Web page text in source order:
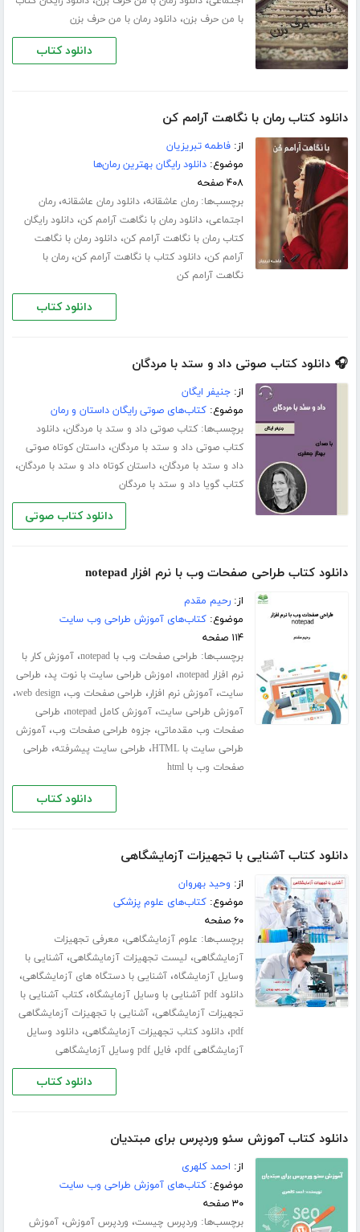
با من حرف بزن،دانلود رمان با من حرف بزن
دانلود کتاب
دانلود کتاب رمان با نگاهت آرامم کن
از:فاطمه تبریزیان
موضوع:دانلود رایگان بهترین رمان‌ها
۴۰۸ صفحه
برچسب‌ها:رمان عاشقانه،دانلود رمان عاشقانه،رمان
اجتماعی،دانلود رمان با نگاهت آرامم کن،دانلود رایگان
کتاب رمان با نگاهت آرامم کن،دانلود رمان با نگاهت
آرامم کن،دانلود کتاب با نگاهت آرامم کن،رمان با
نگاهت آرامم کن
دانلود کتاب
🎧 دانلود کتاب صوتی داد و ستد با مردگان
از:جنیفر ایگان
موضوع:کتاب‌های صوتی رایگان داستان و رمان
برچسب‌ها:کتاب صوتی داد و ستد با مردگان،دانلود
کتاب صوتی داد و ستد با مردگان،داستان کوتاه صوتی
داد و ستد با مردگان،داستان کوتاه داد و ستد با مردگان،
کتاب گویا داد و ستد با مردگان
دانلود کتاب صوتی
دانلود کتاب طراحی صفحات وب با نرم افزار notepad
از:رحیم مقدم
موضوع:کتاب‌های آموزش طراحی وب سایت
۱۱۴ صفحه
برچسب‌ها: طراحی صفحات وب با notepad ،آموزش کار با
نرم افزار notepad
، اموزش طراحی سایت با نوت پد، طراحی
سایت،آموزش نرم افزار، طراحی صفحات وب،web design،
آموزش طراحی سایت،آموزش کامل notepad ، طراحی
صفحات وب مقدماتی، جزوه طراحی صفحات وب،آموزش
طراحی سایت با HTML
، طراحی سایت پیشرفته، طراحی
صفحات وب با html
دانلود کتاب
دانلود کتاب آشنایی با تجهیزات آزمایشگاهی
از: وحید بهروان
موضوع:کتاب‌های علوم پزشکی
۶۰ صفحه
برچسب‌ها: علوم آزمایشگاهی، معرفی تجهیزات
آزمایشگاهی، لیست تجهیزات آزمایشگاهی،آشنایی با
وسایل آزمایشگاه،آشنایی با دستگاه های آزمایشگاهی،
دانلود pdf آشنایی با وسایل آزمایشگاه ،کتاب آشنایی با
تجهیزات آزمایشگاهی،آشنایی با تجهیزات آزمایشگاهی
pdf،دانلود کتاب تجهیزات آزمایشگاهی،دانلود وسایل
آزمایشگاهی pdf
، فایل pdf وسایل آزمایشگاهی
دانلود کتاب
دانلود کتاب آموزش سئو وردپرس برای مبتدیان
از: احمد کلهری
موضوع:کتاب‌های آموزش طراحی وب سایت
۳۰ صفحه
برچسب‌ها: وردپرس چیست، وردپرس آموزش،آموزش